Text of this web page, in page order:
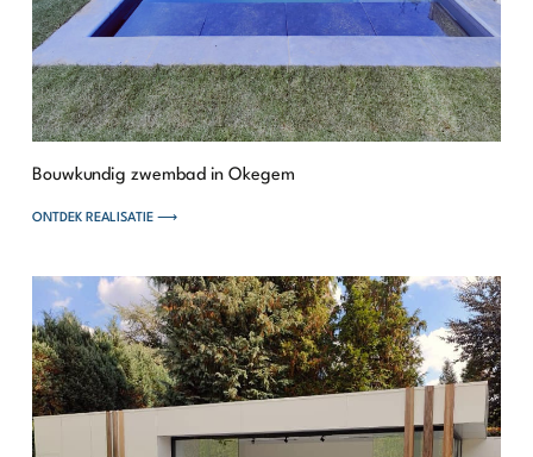
Bouwkundig zwembad in Okegem
ONTDEK REALISATIE ⟶